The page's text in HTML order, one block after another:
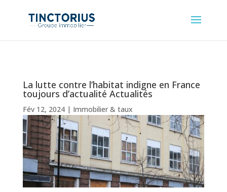
La lutte contre l’habitat indigne en France
toujours d’actualité Actualités
Fév 12, 2024| Immobilier & taux